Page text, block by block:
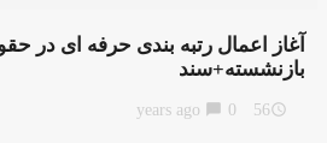
آغاز اعمال رتبه بندی حرفه ای در
بازنشسته+سند
access_time
56 years ago
chat_bubble